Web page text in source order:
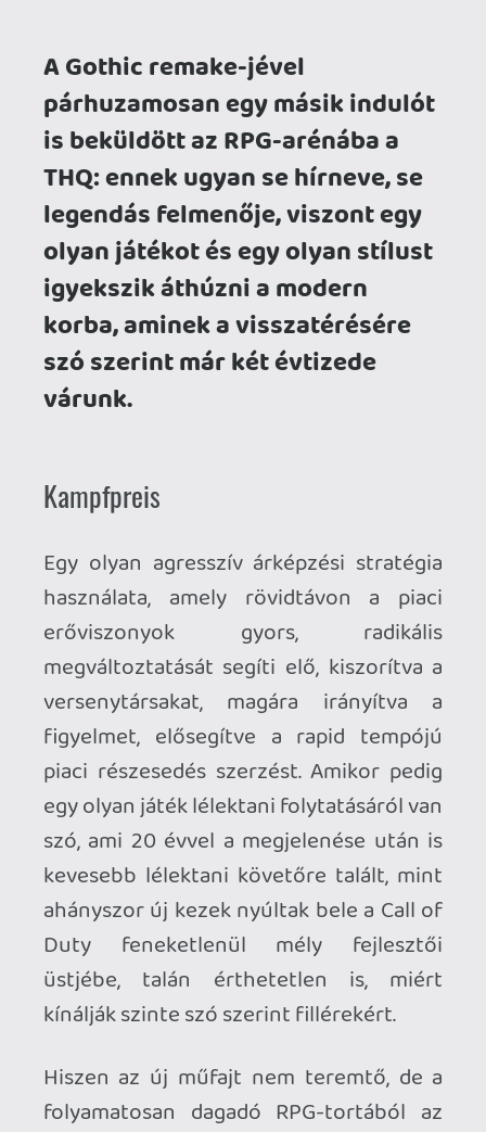
Kampfpreis
Egy olyan agresszív árképzési stratégia
használata, amely rövidtávon a piaci
erőviszonyok gyors, radikális
megváltoztatását segíti elő, kiszorítva a
versenytársakat, magára irányítva a
figyelmet, elősegítve a rapid tempójú
piaci részesedés szerzést. Amikor pedig
egy olyan játék lélektani folytatásáról van
szó, ami 20 évvel a megjelenése után is
kevesebb lélektani követőre talált, mint
ahányszor új kezek nyúltak bele a Call of
Duty feneketlenül mély fejlesztői
Hiszen az új műfajt nem teremtő, de a
ábrázolásával és hangvételével egy
karakteres, markáns szeletet kiragadó
Dark Messiah of Might & Magic leginkább
csak rá nyomokban emlékeztető
imitátor-szerűségekig jutott - mint a
pszichedelikus világát kihangsúlyozó
Zeno Clash, a roguelike irányba
elmozduló City of Brass, vagy a
méltatlanul aluértékelt sci-fi-cyberpunk
hibrid, az Arx Fatalist is felidéző E.Y.E:
Divine Cybermancy. 2026 viszont úgy
tűnik, elhozza azt, amit az előző két
évtized nem tudott, két olyan lélektani
folytatás képében, melyek egy cél felé
haladnak, csak épp külön úton.